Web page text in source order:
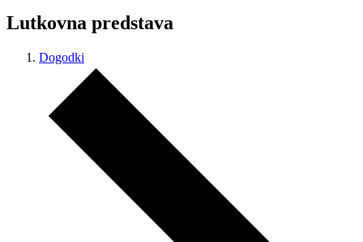
Lutkovna predstava
Dogodki